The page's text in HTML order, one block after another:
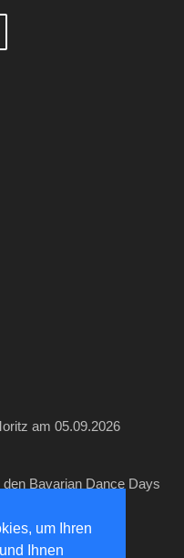
um Ihren
Ihnen
am 05.09.2026
Bavarian Dance Days